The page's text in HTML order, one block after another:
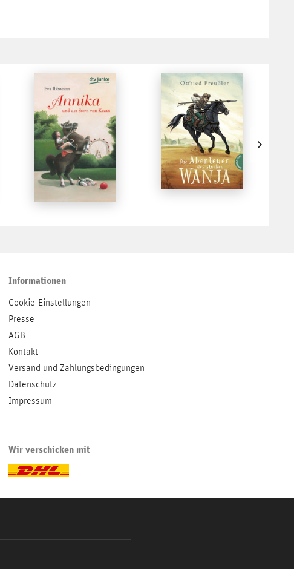
Informationen
Cookie-Einstellungen
Presse
AGB
Kontakt
Versand und Zahlungsbedingungen
Datenschutz
Impressum
Wir verschicken mit